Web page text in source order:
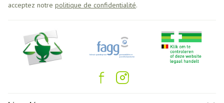
acceptez notre politique de confidentialité.